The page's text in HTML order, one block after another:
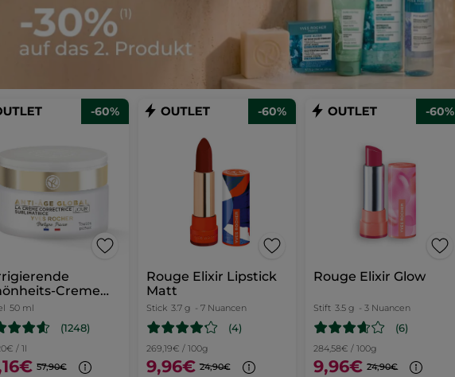
-60%
Creme
50 ml
(1248)
/ 1l
57,90€
-60%
Rouge Elixir Lipstick
Matt
Stick 3.7 g - 7 Nuancen
(4)
269,19€ / 100g
9,96€ 24,90€
-60%
Rouge Elixir Glow
Stift 3.5 g - 3 Nuancen
(6)
284,58€ / 100g
9,96€ 24,90€